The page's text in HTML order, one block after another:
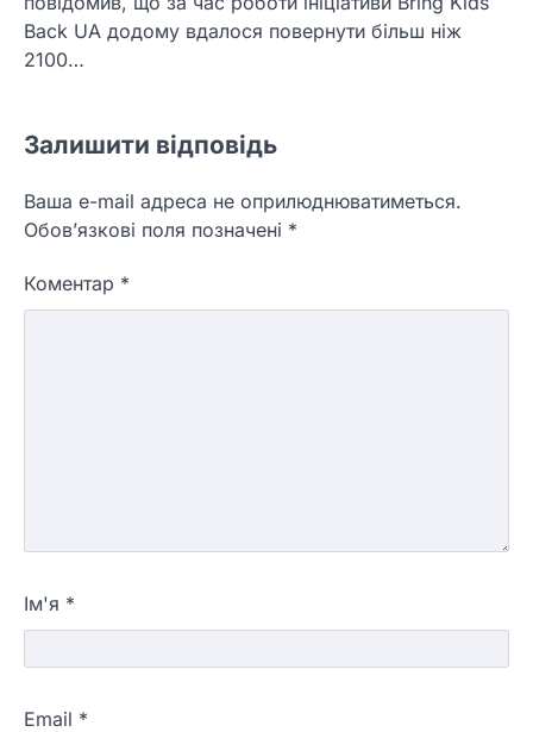
Back UA додому вдалося повернути більш ніж
2100…
Залишити відповідь
Ваша e-mail адреса не оприлюднюватиметься.
Обов’язкові поля позначені *
Коментар *
Ім'я *
Email *